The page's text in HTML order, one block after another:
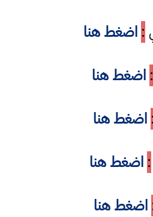
: اضغط هنا
: اضغط هنا
: اضغط هنا
: اضغط هنا
اضغط هنا